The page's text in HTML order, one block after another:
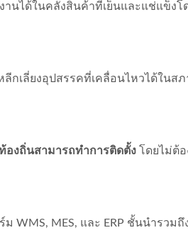
ได้ในคลังสินค้าที่เย็นและแช่แข็งโ
เลี่ยงอุปสรรคที่เคลื่อนไหวได้ในส
องถิ่นสามารถทำการติดตั้ง โดยไม่ต้
WMS, MES, และ ERP ชั้นนำรวมถึ